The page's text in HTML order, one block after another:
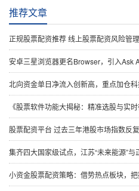
推荐文章
正规股票配资推荐 线上股票配资风险管
安卓三星浏览器更名Browser，引入Ask
北向资金单日净流入创新高，重点加仓
《股票软件功能大揭秘：精准选股与实
股票配资平台 过去三年港股市场指数反
集齐四大国家级试点，江苏“未来能源”与
小资金股票配资策略：借势热点板块，